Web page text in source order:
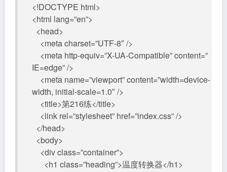
<!DOCTYPE html>
<html lang=”en”>
<head>
<meta charset=”UTF-8″ />
<meta http-equiv=”X-UA-Compatible” content=”
IE=edge” />
<meta name=”viewport” content=”width=device-
width, initial-scale=1.0″ />
<title>第216练</title>
<link rel=”stylesheet” href=”index.css” />
</head>
<body>
<div class=”container”>
<h1 class=”heading”>温度转换器</h1>